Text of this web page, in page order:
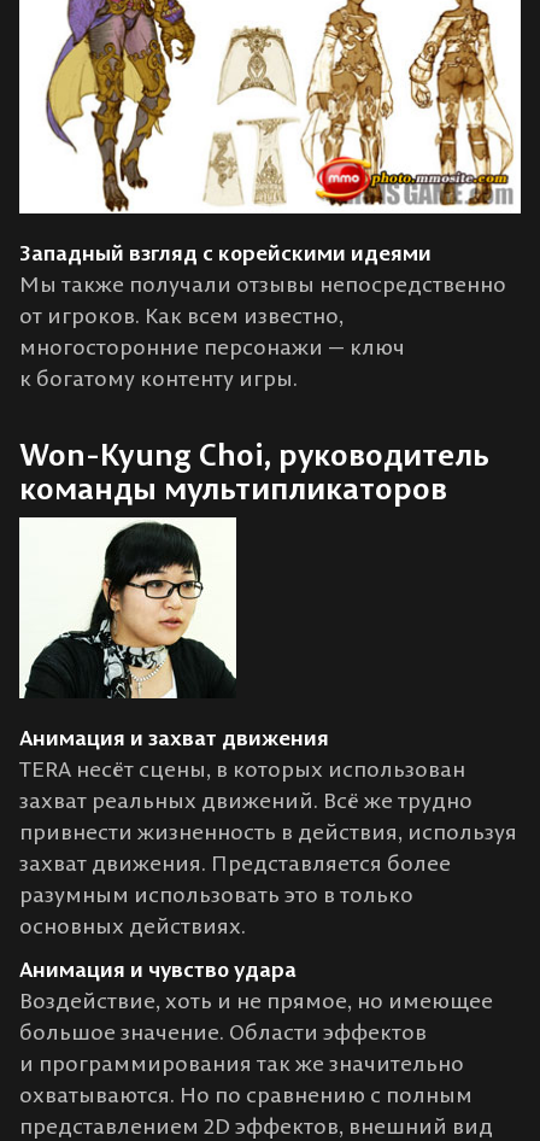
Западный взгляд с корейскими идеями
Мы также получали отзывы непосредственно
от игроков. Как всем известно,
многосторонние персонажи — ключ
к богатому контенту игры.
Won-Kyung Choi, руководитель
команды мультипликаторов
Анимация и захват движения
TERA несёт сцены, в которых использован
захват реальных движений. Всё же трудно
привнести жизненность в действия, используя
захват движения. Представляется более
разумным использовать это в только
основных действиях.
Анимация и чувство удара
Воздействие, хоть и не прямое, но имеющее
большое значение. Области эффектов
и программирования так же значительно
охватываются. Но по сравнению с полным
представлением 2D эффектов, внешний вид